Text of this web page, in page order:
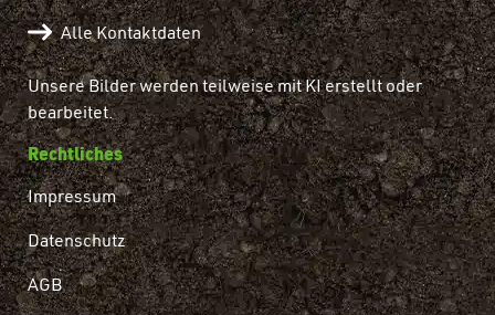
Alle Kontaktdaten
Unsere Bilder werden teilweise mit KI erstellt oder
bearbeitet.
Rechtliches
Impressum
Datenschutz
AGB